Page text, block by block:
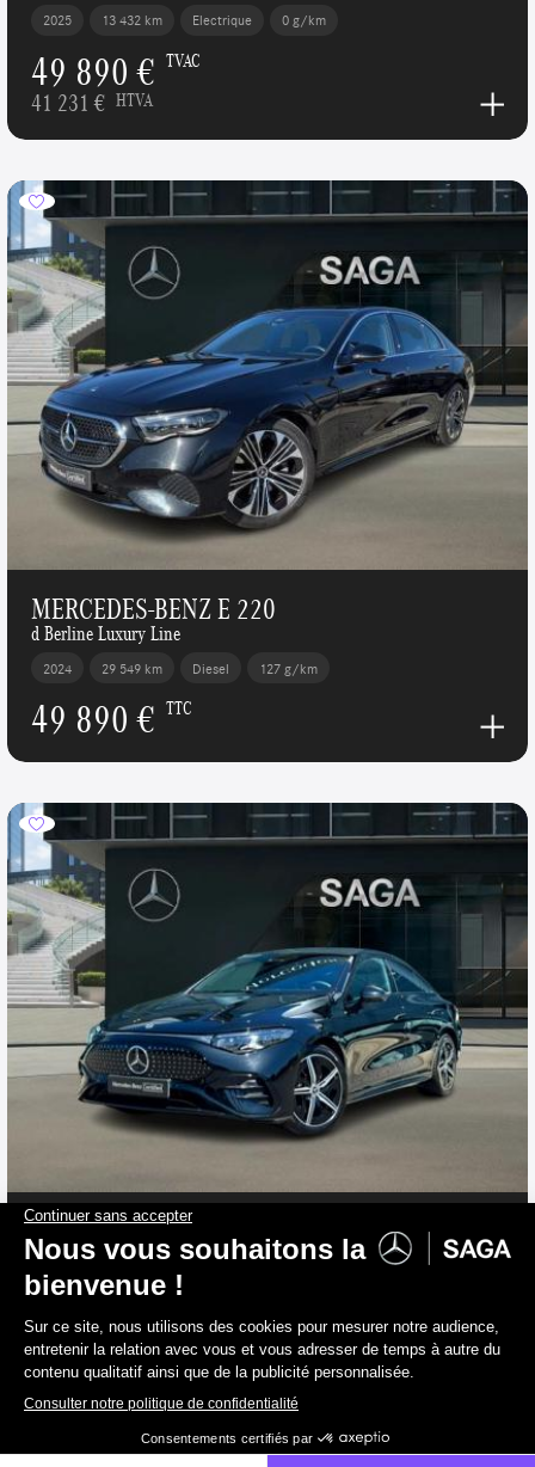
2025 13 432 km Electrique 0 g/km
49 890 € TVAC
41 231 € HTVA
MERCEDES-BENZ E 220
d Berline Luxury Line
2024 29 549 km Diesel 127 g/km
49 890 € TTC
MERCEDES-BENZ CLA 250
+ Coupé AMG Pack Night Attelage
2026 27 304 km
50 890 € TVAC
42 058 € HTVA